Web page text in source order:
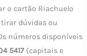
o cartão Riachuelo
tirar dúvidas ou
números disponíveis
5417(capitais e